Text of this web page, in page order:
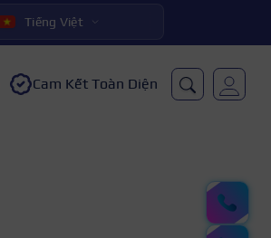
Tiếng Việt
Cam Kết Toàn Diện